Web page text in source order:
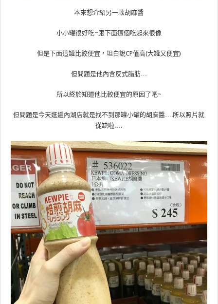
本來想介紹另一款胡麻醬
小小罐很好吃~跟下面這個吃起來很像
但是下面這罐比較便宜，坦白說CP值高(大罐又便宜)
但問題是他內含反式脂肪…
所以終於知道他比較便宜的原因了吧~
但問題是今天逛遍內湖店就是找不到那罐小罐的胡麻醬….所以照片就
從缺啦….